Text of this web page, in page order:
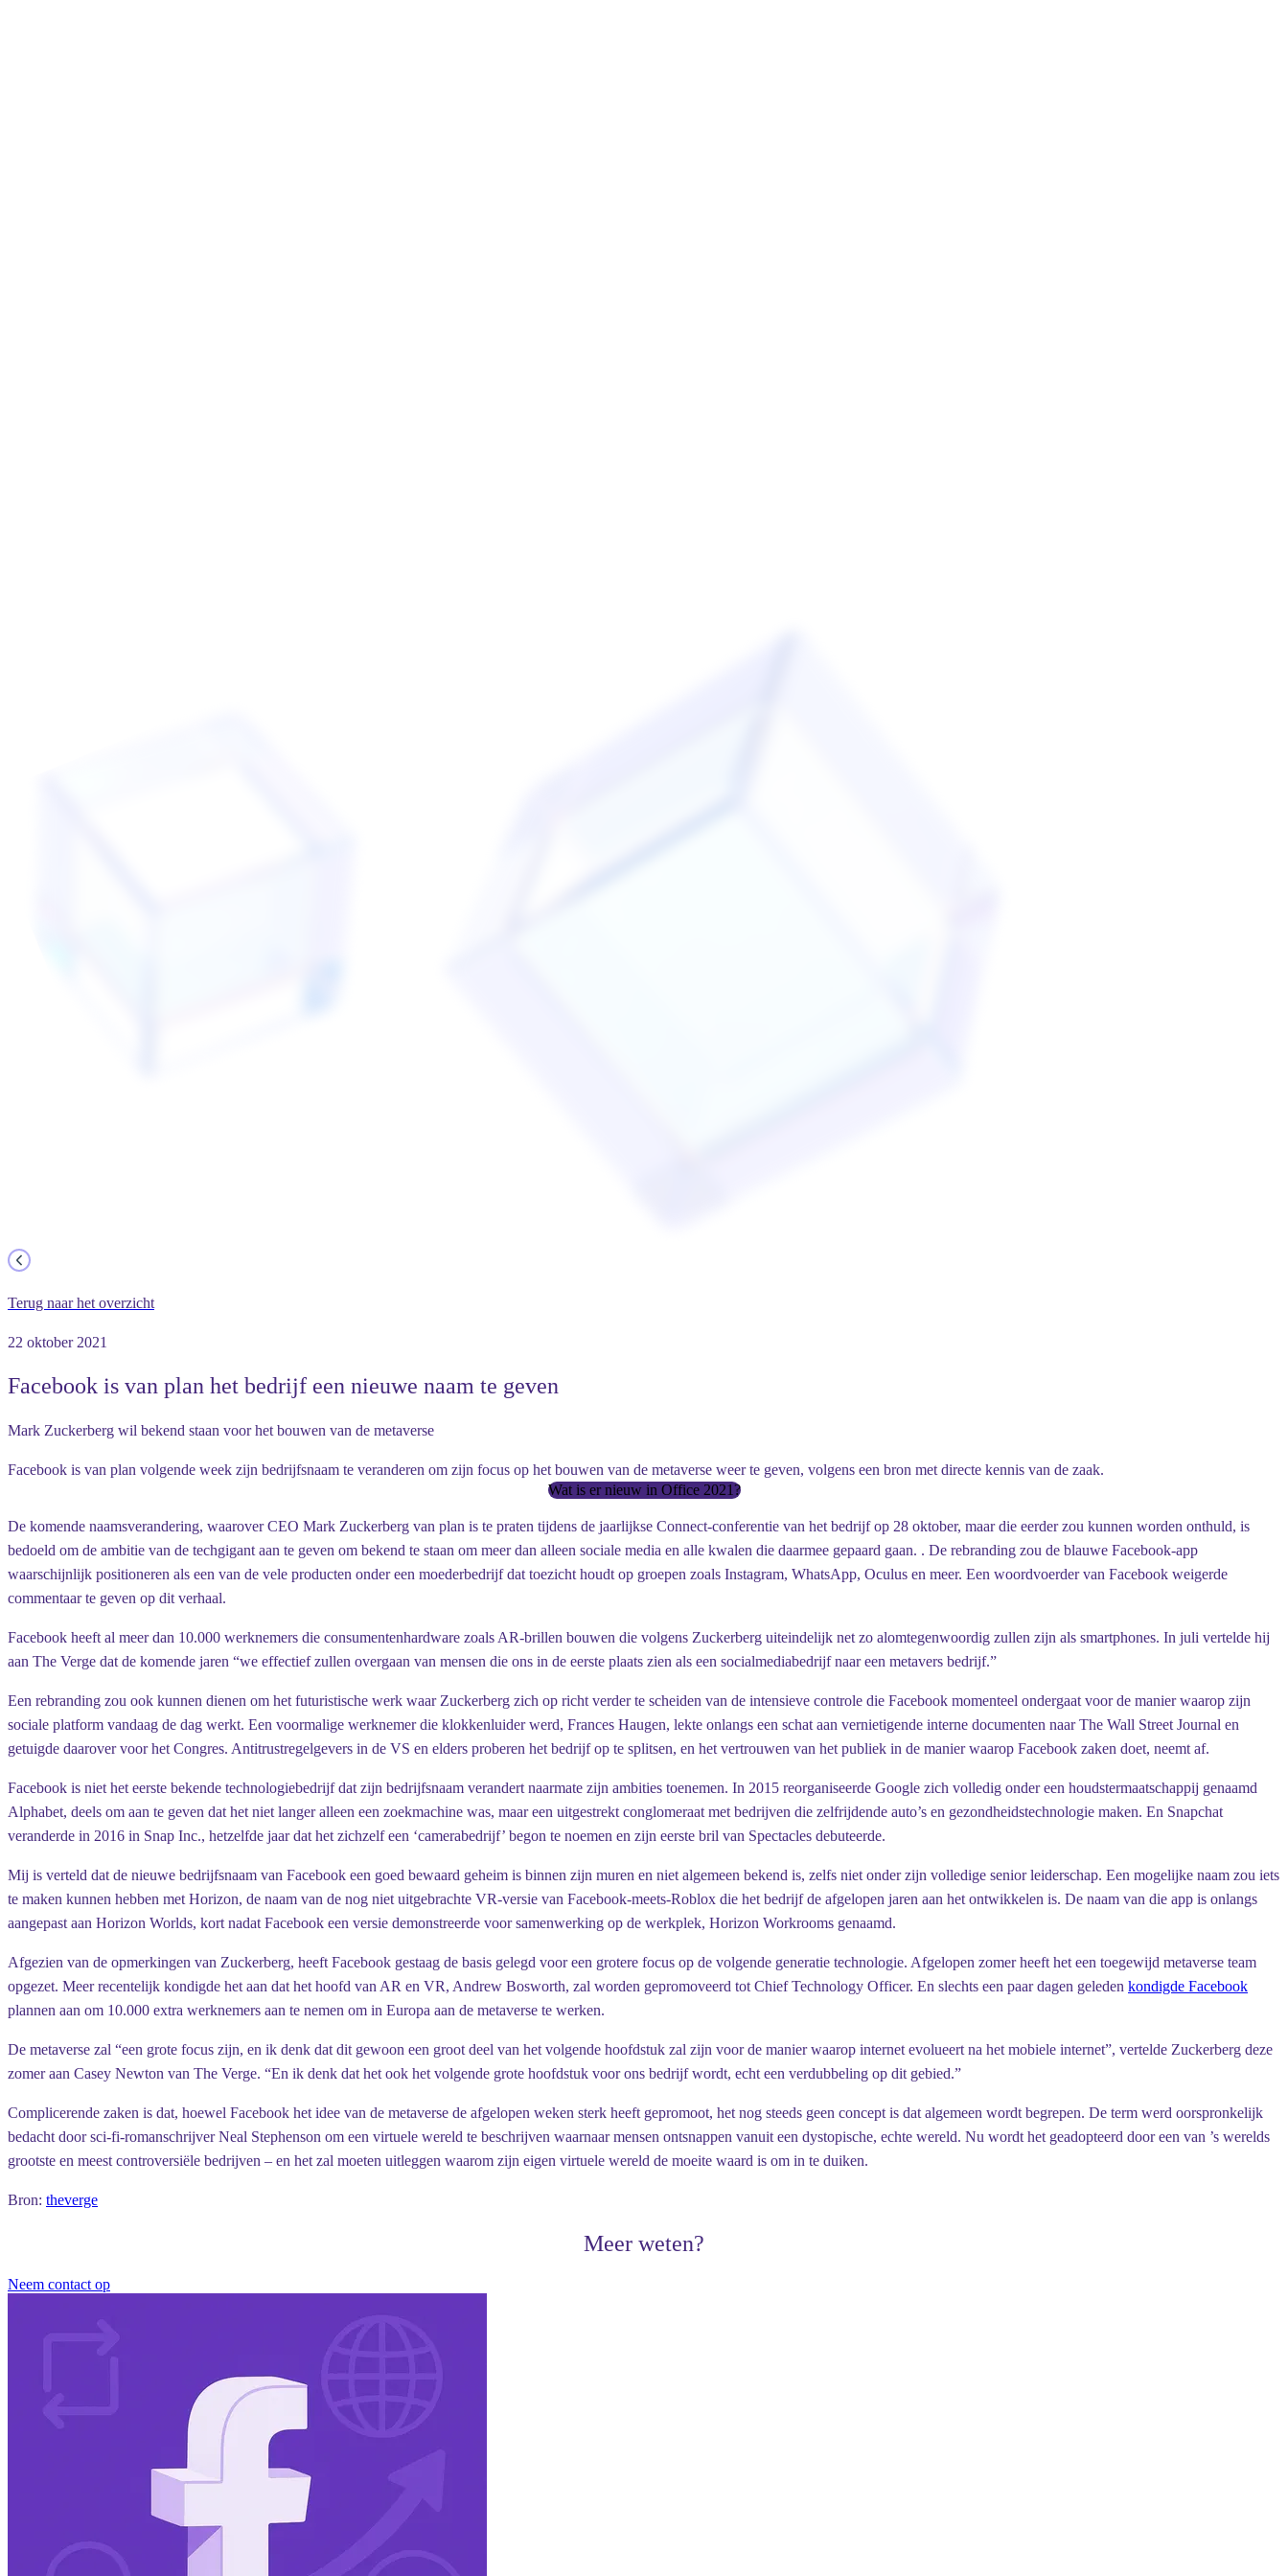
Terug naar het overzicht
22 oktober 2021
Facebook is van plan het bedrijf een nieuwe naam te geven
Mark Zuckerberg wil bekend staan voor het bouwen van de metaverse
Facebook is van plan volgende week zijn bedrijfsnaam te veranderen om zijn focus op het bouwen van de metaverse weer te geven, volgens een bron met directe kennis van de zaak.
Wat is er nieuw in Office 2021?
De komende naamsverandering, waarover CEO Mark Zuckerberg van plan is te praten tijdens de jaarlijkse Connect-conferentie van het bedrijf op 28 oktober, maar die eerder zou kunnen worden onthuld, is
bedoeld om de ambitie van de techgigant aan te geven om bekend te staan ​​om meer dan alleen sociale media en alle kwalen die daarmee gepaard gaan. . De rebranding zou de blauwe Facebook-app
waarschijnlijk positioneren als een van de vele producten onder een moederbedrijf dat toezicht houdt op groepen zoals Instagram, WhatsApp, Oculus en meer. Een woordvoerder van Facebook weigerde
commentaar te geven op dit verhaal.
Facebook heeft al meer dan 10.000 werknemers die consumentenhardware zoals AR-brillen bouwen die volgens Zuckerberg uiteindelijk net zo alomtegenwoordig zullen zijn als smartphones. In juli vertelde hij
aan The Verge dat de komende jaren “we effectief zullen overgaan van mensen die ons in de eerste plaats zien als een socialmediabedrijf naar een metavers bedrijf.”
Een rebranding zou ook kunnen dienen om het futuristische werk waar Zuckerberg zich op richt verder te scheiden van de intensieve controle die Facebook momenteel ondergaat voor de manier waarop zijn
sociale platform vandaag de dag werkt. Een voormalige werknemer die klokkenluider werd, Frances Haugen, lekte onlangs een schat aan vernietigende interne documenten naar The Wall Street Journal en
getuigde daarover voor het Congres. Antitrustregelgevers in de VS en elders proberen het bedrijf op te splitsen, en het vertrouwen van het publiek in de manier waarop Facebook zaken doet, neemt af.
Facebook is niet het eerste bekende technologiebedrijf dat zijn bedrijfsnaam verandert naarmate zijn ambities toenemen. In 2015 reorganiseerde Google zich volledig onder een houdstermaatschappij genaamd
Alphabet, deels om aan te geven dat het niet langer alleen een zoekmachine was, maar een uitgestrekt conglomeraat met bedrijven die zelfrijdende auto’s en gezondheidstechnologie maken. En Snapchat
veranderde in 2016 in Snap Inc., hetzelfde jaar dat het zichzelf een ‘camerabedrijf’ begon te noemen en zijn eerste bril van Spectacles debuteerde.
Mij ​​is verteld dat de nieuwe bedrijfsnaam van Facebook een goed bewaard geheim is binnen zijn muren en niet algemeen bekend is, zelfs niet onder zijn volledige senior leiderschap. Een mogelijke naam zou iets
te maken kunnen hebben met Horizon, de naam van de nog niet uitgebrachte VR-versie van Facebook-meets-Roblox die het bedrijf de afgelopen jaren aan het ontwikkelen is. De naam van die app is onlangs
aangepast aan Horizon Worlds, kort nadat Facebook een versie demonstreerde voor samenwerking op de werkplek, Horizon Workrooms genaamd.
Afgezien van de opmerkingen van Zuckerberg, heeft Facebook gestaag de basis gelegd voor een grotere focus op de volgende generatie technologie. Afgelopen zomer heeft het een toegewijd metaverse team
opgezet. Meer recentelijk kondigde het aan dat het hoofd van AR en VR, Andrew Bosworth, zal worden gepromoveerd tot Chief Technology Officer. En slechts een paar dagen geleden kondigde Facebook
plannen aan om 10.000 extra werknemers aan te nemen om in Europa aan de metaverse te werken.
De metaverse zal “een grote focus zijn, en ik denk dat dit gewoon een groot deel van het volgende hoofdstuk zal zijn voor de manier waarop internet evolueert na het mobiele internet”, vertelde Zuckerberg deze
zomer aan Casey Newton van The Verge. “En ik denk dat het ook het volgende grote hoofdstuk voor ons bedrijf wordt, echt een verdubbeling op dit gebied.”
Complicerende zaken is dat, hoewel Facebook het idee van de metaverse de afgelopen weken sterk heeft gepromoot, het nog steeds geen concept is dat algemeen wordt begrepen. De term werd oorspronkelijk
bedacht door sci-fi-romanschrijver Neal Stephenson om een ​​virtuele wereld te beschrijven waarnaar mensen ontsnappen vanuit een dystopische, echte wereld. Nu wordt het geadopteerd door een van ’s werelds
grootste en meest controversiële bedrijven – en het zal moeten uitleggen waarom zijn eigen virtuele wereld de moeite waard is om in te duiken.
Bron: theverge
Meer weten?
Neem contact op